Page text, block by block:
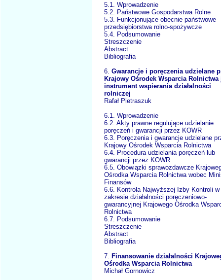
5.1. Wprowadzenie
5.2. Państwowe Gospodarstwa Rolne
5.3. Funkcjonujące obecnie państwowe
przedsiębiorstwa rolno-spożywcze
5.4. Podsumowanie
Streszczenie
Abstract
Bibliografia
6. Gwarancje i poręczenia udzielane
Krajowy Ośrodek Wsparcia Rolnictwa
instrument wspierania działalności
rolniczej
Rafał Pietraszuk
6.1. Wprowadzenie
6.2. Akty prawne regulujące udzielanie
poręczeń i gwarancji przez KOWR
6.3. Poręczenia i gwarancje udzielane
Krajowy Ośrodek Wsparcia Rolnictwa
6.4. Procedura udzielania poręczeń lub
gwarancji przez KOWR
6.5. Obowiązki sprawozdawcze
Ośrodka Wsparcia Rolnictwa wobec
Finansów
6.6. Kontrola Najwyższej Izby Kontroli w
zakresie działalności poręczeniowo-
gwarancyjnej Krajowego Ośrodka
Rolnictwa
6.7. Podsumowanie
Streszczenie
Abstract
Bibliografia
7.
Finansowanie działalności
Ośrodka Wsparcia Rolnictwa
Michał Gornowicz